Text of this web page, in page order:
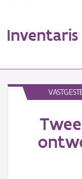
Inventaris
Erfgoedobject
Aanduidingsobject